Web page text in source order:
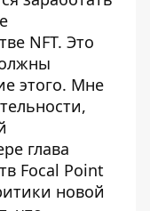
NFT. Это
этого. Мне
глава
Focal Point
новой